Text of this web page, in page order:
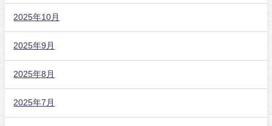
2025年10月
2025年9月
2025年8月
2025年7月